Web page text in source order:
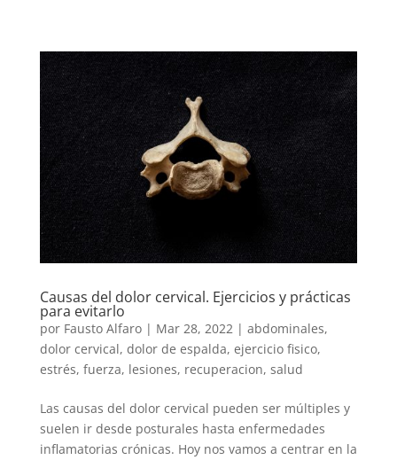
Causas del dolor cervical. Ejercicios y prácticas
para evitarlo
por Fausto Alfaro| Mar 28, 2022| abdominales,
dolor cervical, dolor de espalda, ejercicio fisico,
estrés, fuerza, lesiones, recuperacion, salud
Las causas del dolor cervical pueden ser múltiples y
suelen ir desde posturales hasta enfermedades
inflamatorias crónicas. Hoy nos vamos a centrar en la